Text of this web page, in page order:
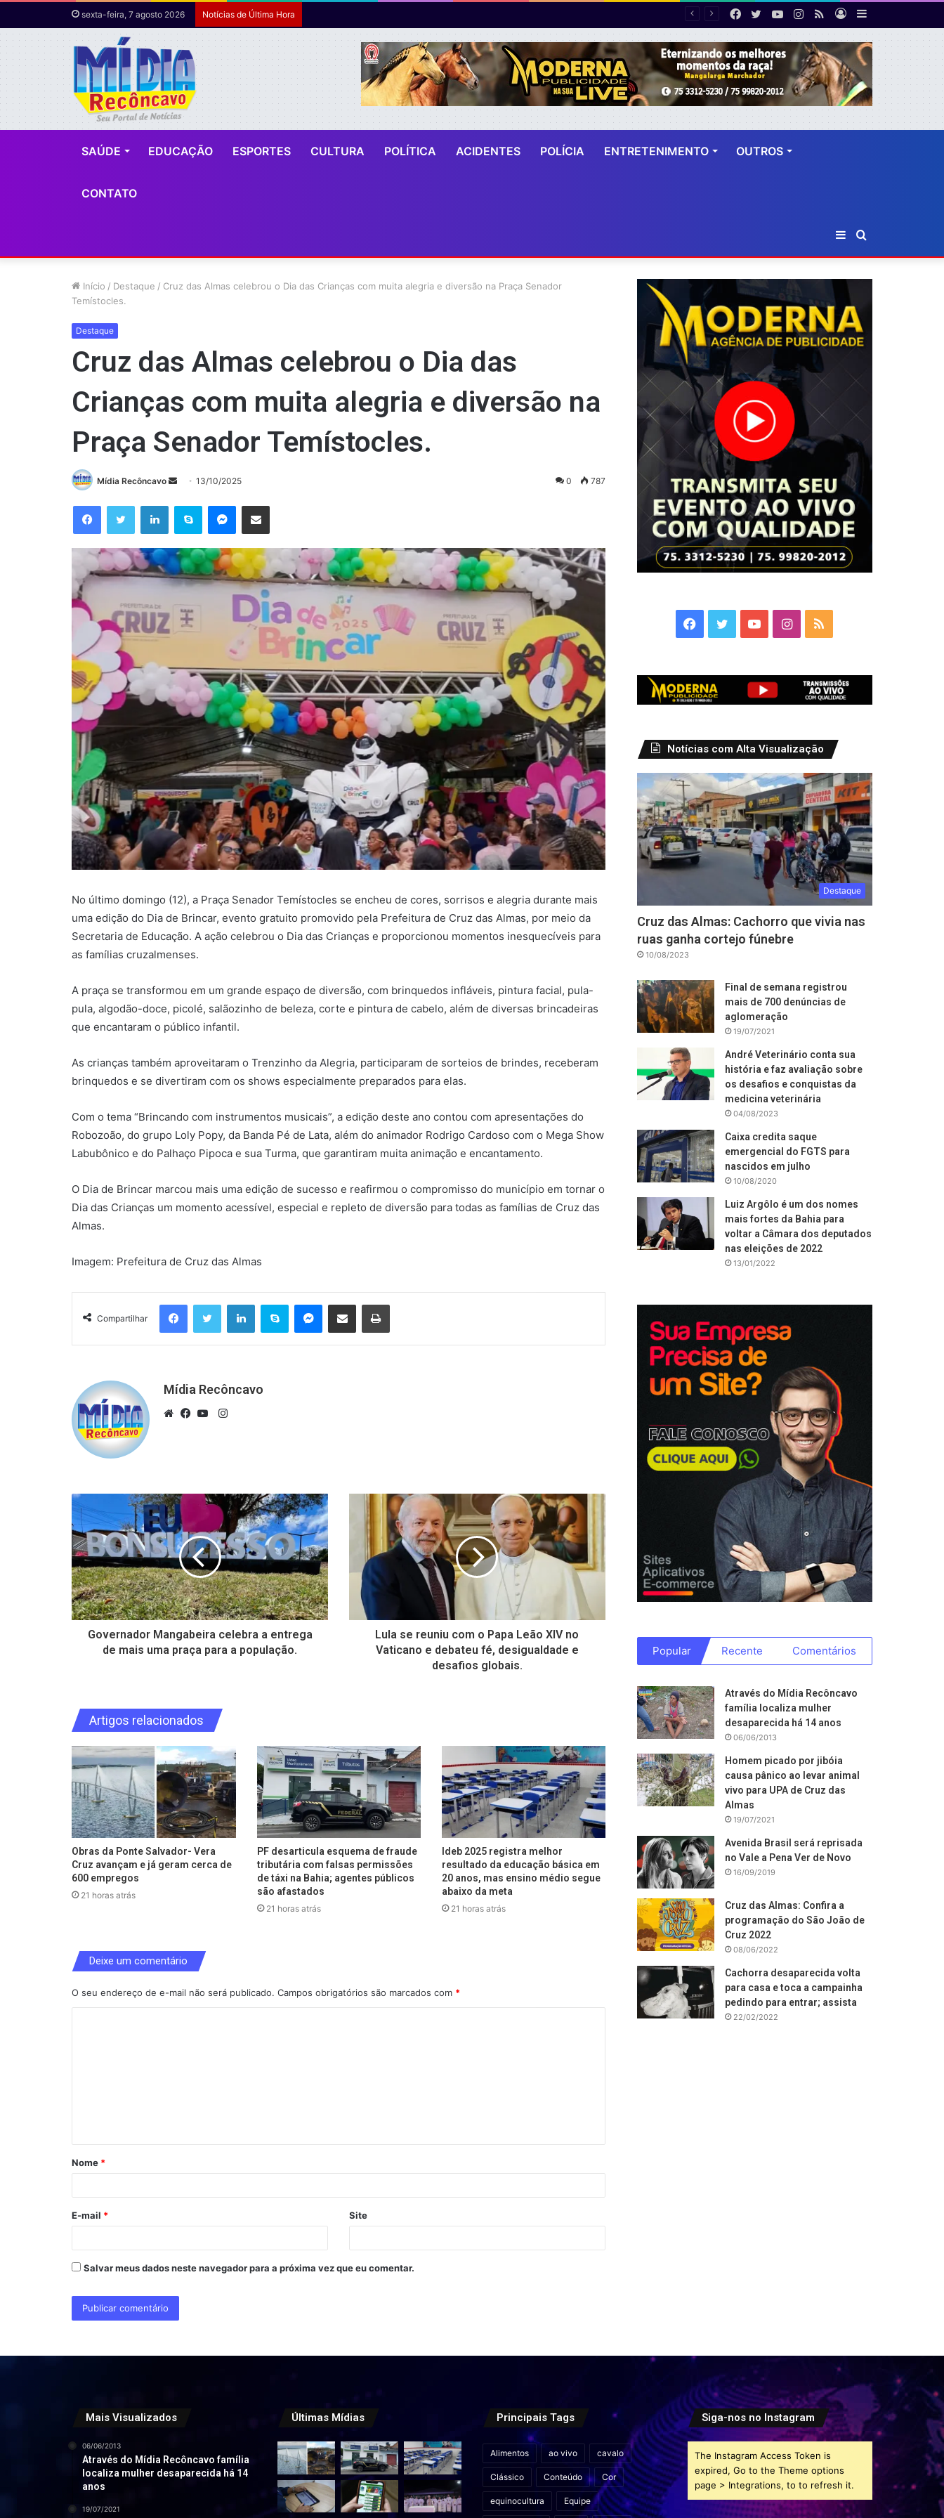
sexta-feira, 7 agosto 2026 Notícias de Última Hora
Barra
Lateral
Entrar
RSS
Instagram
YouTube
Twitter
Facebook
SAÚDE EDUCAÇÃO ESPORTES CULTURA POLÍTICA ACIDENTES POLÍCIA ENTRETENIMENTO OUTROS
CONTATO
por
Barra
Lateral
Início / Destaque / Cruz das Almas celebrou o Dia das Crianças com muita alegria e diversão na Praça Senador
Temístocles.
Destaque
Cruz das Almas celebrou o Dia das
Crianças com muita alegria e diversão na
Praça Senador Temístocles.
Mídia Recôncavo
Mande
e-
13/10/2025 0 787
FacebookTwitter LinkedinSkype Messenger
Compartilhar via e-mail
No último domingo (12), a Praça Senador Temístocles se encheu de cores, sorrisos e alegria durante mais
uma edição do Dia de Brincar, evento gratuito promovido pela Prefeitura de Cruz das Almas, por meio da
Secretaria de Educação. A ação celebrou o Dia das Crianças e proporcionou momentos inesquecíveis para
as famílias cruzalmenses.
A praça se transformou em um grande espaço de diversão, com brinquedos infláveis, pintura facial, pula-
pula, algodão-doce, picolé, salãozinho de beleza, corte e pintura de cabelo, além de diversas brincadeiras
que encantaram o público infantil.
As crianças também aproveitaram o Trenzinho da Alegria, participaram de sorteios de brindes, receberam
brinquedos e se divertiram com os shows especialmente preparados para elas.
Com o tema “Brincando com instrumentos musicais”, a edição deste ano contou com apresentações do
Robozoão, do grupo Loly Popy, da Banda Pé de Lata, além do animador Rodrigo Cardoso com o Mega Show
Labubônico e do Palhaço Pipoca e sua Turma, que garantiram muita animação e encantamento.
O Dia de Brincar marcou mais uma edição de sucesso e reafirmou o compromisso do município em tornar o
Dia das Crianças um momento acessível, especial e repleto de diversão para todas as famílias de Cruz das
Almas.
Imagem: Prefeitura de Cruz das Almas
Compartilhar
FacebookTwitter LinkedinSkype Messenger
Compartilhar via e-mail Imprimir
Mídia Recôncavo
Instagram
Governador Mangabeira celebra a entrega
de mais uma praça para a população.
Lula se reuniu com o Papa Leão XIV no
Vaticano e debateu fé, desigualdade e
desafios globais.
Artigos relacionados
Obras da Ponte Salvador- Vera
Cruz avançam e já geram cerca de
600 empregos
21 horas atrás
PF desarticula esquema de fraude
tributária com falsas permissões
de táxi na Bahia; agentes públicos
são afastados
21 horas atrás
Ideb 2025 registra melhor
resultado da educação básica em
20 anos, mas ensino médio segue
abaixo da meta
21 horas atrás
Deixe um comentário
O seu endereço de e-mail não será publicado. Campos obrigatórios são marcados com *
á
r
*
Nome *
E-mail * Site
Salvar meus dados neste navegador para a próxima vez que eu comentar.
Facebook
TwitterYouTubeInstagram
RSS
Notícias com Alta Visualização
Destaque
Cruz das Almas: Cachorro que vivia nas
ruas ganha cortejo fúnebre
10/08/2023
Final de semana registrou
mais de 700 denúncias de
aglomeração
19/07/2021
André Veterinário conta sua
história e faz avaliação sobre
os desafios e conquistas da
medicina veterinária
04/08/2023
Caixa credita saque
emergencial do FGTS para
nascidos em julho
10/08/2020
Luiz Argôlo é um dos nomes
mais fortes da Bahia para
voltar a Câmara dos deputados
nas eleições de 2022
13/01/2022
Popular Recente Comentários
Através do Mídia Recôncavo
família localiza mulher
desaparecida há 14 anos
06/06/2013
Homem picado por jibóia
causa pânico ao levar animal
vivo para UPA de Cruz das
Almas
19/07/2021
Avenida Brasil será reprisada
no Vale a Pena Ver de Novo
16/09/2019
Cruz das Almas: Confira a
programação do São João de
Cruz 2022
08/06/2022
Cachorra desaparecida volta
para casa e toca a campainha
pedindo para entrar; assista
22/02/2022
Mais Visualizados
06/06/2013
Através do Mídia Recôncavo família
localiza mulher desaparecida há 14
anos
19/07/2021
Últimas Mídias Principais Tags
Alimentos ao vivo cavalo
Clássico Conteúdo Cor
equinocultura Equipe
Siga-nos no Instagram
The Instagram Access Token is
expired, Go to the Theme options
page > Integrations, to to refresh it.